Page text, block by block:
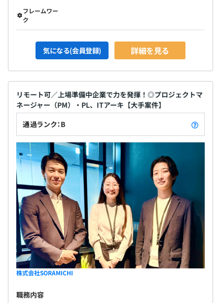
フレームワー
ク
気になる(会員登録) 詳細を見る
リモート可／上場準備中企業で力を発揮！◎プロジェクトマ
ネージャー（PM）・PL、ITアーキ【大手案件】
通過ランク：B
株式会社SORAMICHI
職務内容